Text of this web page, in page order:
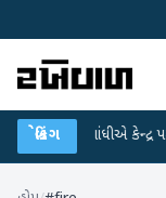
બ્રેકિંગ
રાહુલ ગાંધીએ કેન્દ્ર પર